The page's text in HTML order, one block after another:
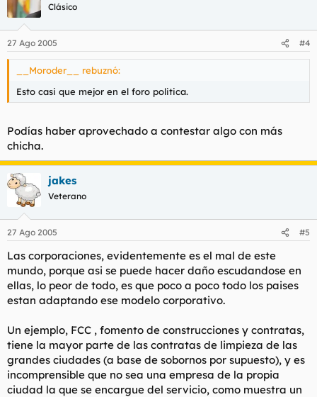
Clásico
27 Ago 2005 #4
__Moroder__ rebuznó:
Esto casi que mejor en el foro politica.
Podías haber aprovechado a contestar algo con más
chicha.
jakes
Veterano
27 Ago 2005 #5
Las corporaciones, evidentemente es el mal de este
mundo, porque asi se puede hacer daño escudandose en
ellas, lo peor de todo, es que poco a poco todo los paises
estan adaptando ese modelo corporativo.
Un ejemplo, FCC , fomento de construcciones y contratas,
tiene la mayor parte de las contratas de limpieza de las
grandes ciudades (a base de sobornos por supuesto), y es
incomprensible que no sea una empresa de la propia
ciudad la que se encargue del servicio, como muestra un